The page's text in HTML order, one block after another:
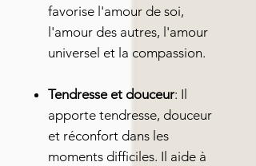
favorise l'amour de soi,
l'amour des autres, l'amour
universel et la compassion.
Tendresse et douceur: Il
apporte tendresse, douceur
et réconfort dans les
moments difficiles. Il aide à